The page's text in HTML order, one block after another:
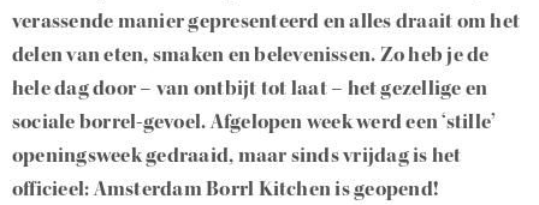
verassende manier gepresenteerd en alles draait om het
delen van eten, smaken en belevenissen. Zo heb je de
hele dag door – van ontbijt tot laat – het gezellige en
sociale borrel-gevoel. Afgelopen week werd een ‘stille’
openingsweek gedraaid, maar sinds vrijdag is het
officieel: Amsterdam Borrl Kitchen is geopend!